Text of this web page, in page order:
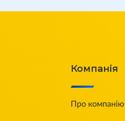
Компанія
Про компанію